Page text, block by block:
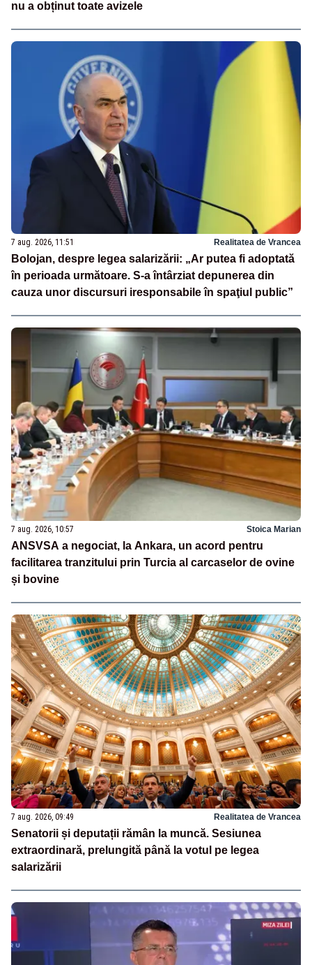
nu a obținut toate avizele
7 aug. 2026, 11:51 Realitatea de Vrancea
Bolojan, despre legea salarizării: „Ar putea fi adoptată
în perioada următoare. S-a întârziat depunerea din
cauza unor discursuri iresponsabile în spaţiul public”
7 aug. 2026, 10:57 Stoica Marian
ANSVSA a negociat, la Ankara, un acord pentru
facilitarea tranzitului prin Turcia al carcaselor de ovine
și bovine
7 aug. 2026, 09:49 Realitatea de Vrancea
Senatorii și deputații rămân la muncă. Sesiunea
extraordinară, prelungită până la votul pe legea
salarizării